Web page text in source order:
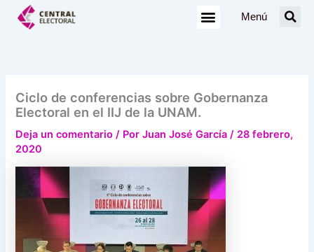
Menú
Ciclo de conferencias sobre Gobernanza
Electoral en el IIJ de la UNAM.
Deja un comentario / PorJuan José García/ 28 febrero,
2020